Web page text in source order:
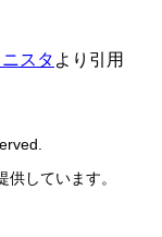
スタ より引用
しています。